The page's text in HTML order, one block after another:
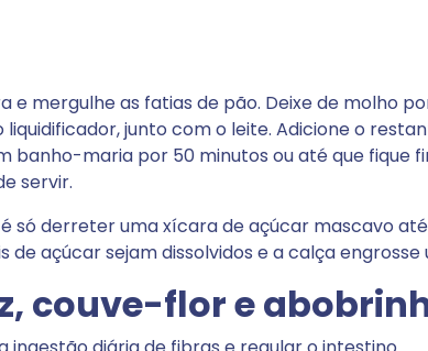
e mergulhe as fatias de pão. Deixe de molho
junto com o leite. Adicione o
banho-maria por 50 minutos ou até que fique
servir.
só derreter uma xícara de açúcar mascavo
de açúcar sejam dissolvidos e a calça engrosse
couve-flor e